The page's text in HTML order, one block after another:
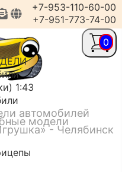
автомобилей
модели
- Челябинск
+7-953-110-60-00
+7-951-773-74-00
1:43
0